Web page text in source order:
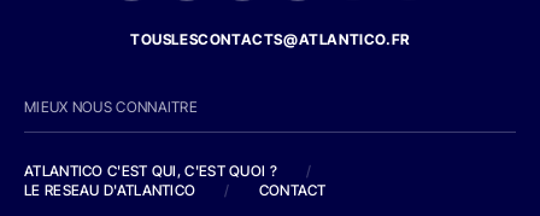
TOUSLESCONTACTS@ATLANTICO.FR
MIEUX NOUS CONNAITRE
ATLANTICO C'EST QUI, C'EST QUOI ?
/
LE RESEAU D'ATLANTICO
/ CONTACT